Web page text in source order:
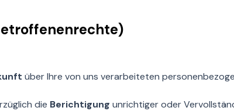
über Ihre von uns verarbeiteten
die Berichtigung unrichtiger oder